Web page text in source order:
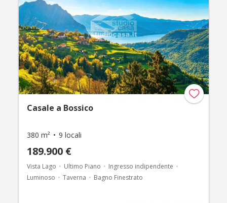
Casale a Bossico
380 m² 9 locali
189.900 €
Vista Lago Ultimo Piano
Ingresso indipendente
Luminoso
Taverna Bagno Finestrato